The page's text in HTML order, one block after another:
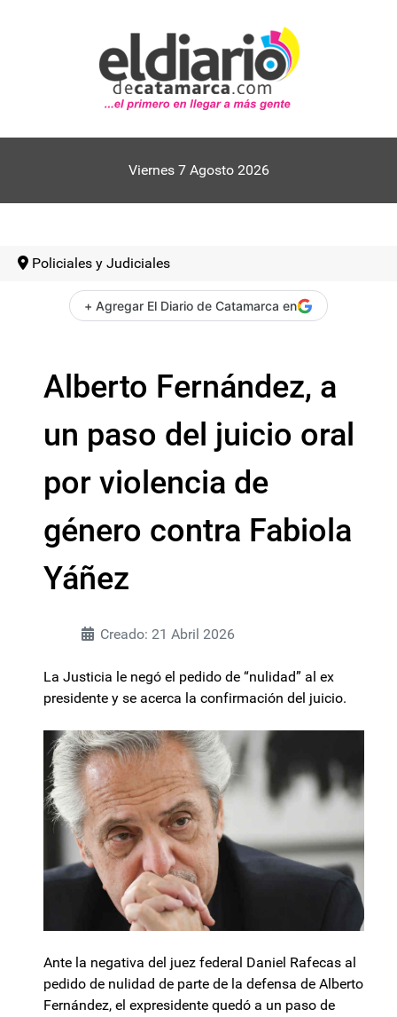
Viernes 7 Agosto 2026
Policiales y Judiciales
+ Agregar El Diario de Catamarca en
Alberto Fernández, a
un paso del juicio oral
por violencia de
género contra Fabiola
Yáñez
Creado: 21 Abril 2026
La Justicia le negó el pedido de “nulidad” al ex
presidente y se acerca la confirmación del juicio.
Ante la negativa del juez federal Daniel Rafecas al
pedido de nulidad de parte de la defensa de Alberto
Fernández, el expresidente quedó a un paso de